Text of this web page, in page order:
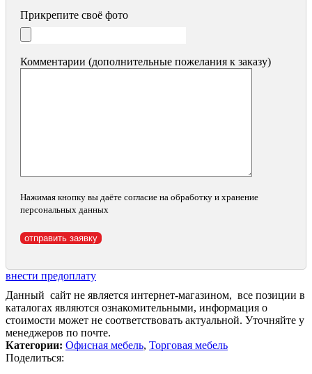
Прикрепите своё фото
Комментарии (дополнительные пожелания к заказу)
Нажимая кнопку вы даёте согласие на обработку и хранение
персональных данных
внести предоплату
Данный сайт не является интернет-магазином, все позиции в
каталогах являются ознакомительными, информация о
стоимости может не соответствовать актуальной. Уточняйте у
менеджеров по почте.
Категории: Офисная мебель, Торговая мебель
Поделиться: